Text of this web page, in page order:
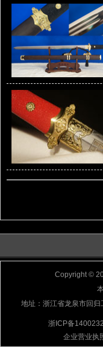
Copyright ©
地址：浙江省龙泉市回
浙ICP备
企业营业执